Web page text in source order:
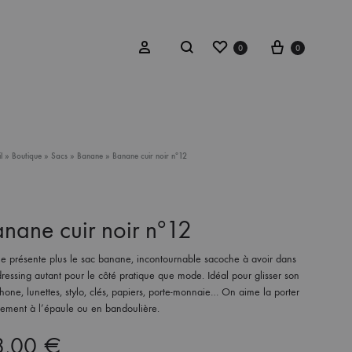
Sign inSearch Wishlist
0 Cart
0
» Boutique» Sacs» Banane» Banane cuir noir nº12
cuir noir nº12
présente plus le sac banane, incontournable sacoche à avoir dans
autant pour le côté pratique que mode. Idéal pour glisser son
lunettes, stylo, clés, papiers, porte-monnaie… On aime la porter
à l’épaule ou en bandoulière.
€